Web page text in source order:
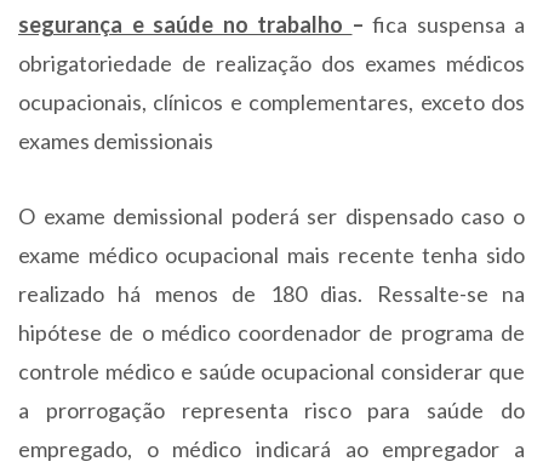
segurança e saúde no trabalho – fica suspensa a
obrigatoriedade de realização dos exames médicos
ocupacionais, clínicos e complementares, exceto dos
exames demissionais
O exame demissional poderá ser dispensado caso o
exame médico ocupacional mais recente tenha sido
realizado há menos de 180 dias. Ressalte-se na
hipótese de o médico coordenador de programa de
controle médico e saúde ocupacional considerar que
a prorrogação representa risco para saúde do
empregado, o médico indicará ao empregador a